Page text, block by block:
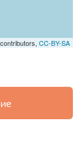
contributors, CC-BY-SA